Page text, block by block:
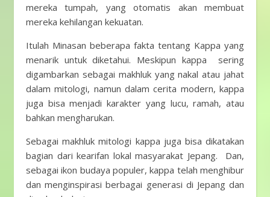
mereka tumpah, yang otomatis akan membuat
mereka kehilangan kekuatan.
Itulah Minasan beberapa fakta tentang Kappa yang
menarik untuk diketahui. Meskipun kappa sering
digambarkan sebagai makhluk yang nakal atau jahat
dalam mitologi, namun dalam cerita modern, kappa
juga bisa menjadi karakter yang lucu, ramah, atau
bahkan mengharukan.
Sebagai makhluk mitologi kappa juga bisa dikatakan
bagian dari kearifan lokal masyarakat Jepang. Dan,
sebagai ikon budaya populer, kappa telah menghibur
dan menginspirasi berbagai generasi di Jepang dan